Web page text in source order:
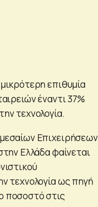
επιθυμία
έναντι 37%
τεχνολογία.
Επιχειρήσεων
Ελλάδα φαίνεται
τεχνολογία ως πηγή
ποσοστό στις